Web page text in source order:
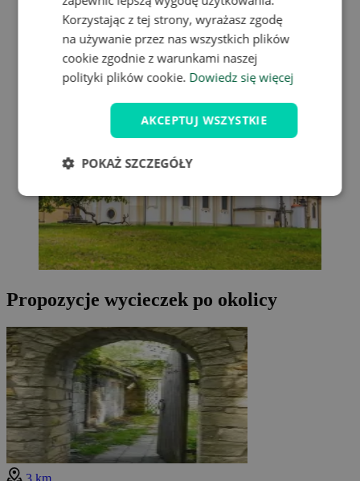
Propozycje wycieczek po okolicy
3 km
Korzystając z tej strony, wyrażasz zgodę
na używanie przez nas wszystkich plików
cookie zgodnie z warunkami naszej
polityki plików cookie. Dowiedz się więcej
AKCEPTUJ WSZYSTKIE
POKAŻ SZCZEGÓŁY